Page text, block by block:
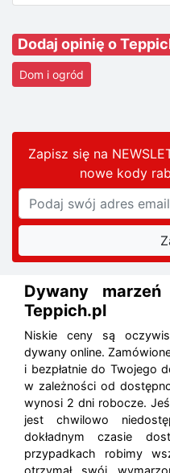
Dodaj opinię o
Dom i ogród
Zapisz się na
nowe kody
Dywany
Teppich.pl
Niskie ceny są
dywany online.
i bezpłatnie do Twojego
w zależności od
wynosi 2 dni robocze.
jest chwilowo
dokładnym czasie
przypadkach robimy
otrzymał swój